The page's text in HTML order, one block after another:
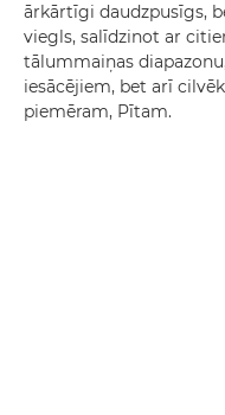
ārkārtīgi daudzpusīgs,
viegls, salīdzinot ar
tālummaiņas
iesācējiem, bet arī
piemēram, Pītam.